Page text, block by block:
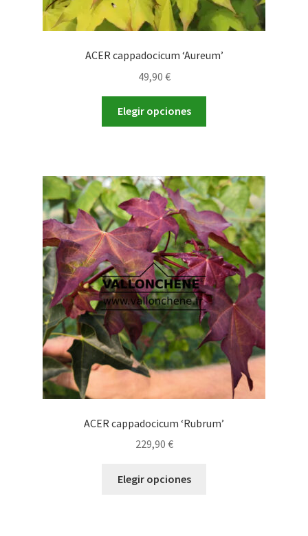
ACER cappadocicum ‘Aureum’
49,90 €
Elegir opciones
Las
opciones
se
pueden
elegir
en
la
página
de
producto
ACER cappadocicum ‘Rubrum’
229,90 €
Elegir opciones